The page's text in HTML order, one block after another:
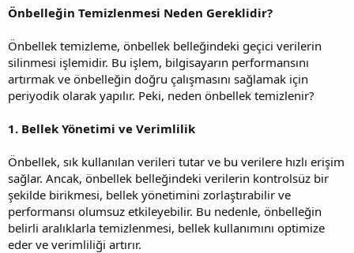
Önbelleğin Temizlenmesi Neden Gereklidir?
Önbellek temizleme, önbellek belleğindeki geçici verilerin
silinmesi işlemidir. Bu işlem, bilgisayarın performansını
artırmak ve önbelleğin doğru çalışmasını sağlamak için
periyodik olarak yapılır. Peki, neden önbellek temizlenir?
1. Bellek Yönetimi ve Verimlilik
Önbellek, sık kullanılan verileri tutar ve bu verilere hızlı erişim
sağlar. Ancak, önbellek belleğindeki verilerin kontrolsüz bir
şekilde birikmesi, bellek yönetimini zorlaştırabilir ve
performansı olumsuz etkileyebilir. Bu nedenle, önbelleğin
belirli aralıklarla temizlenmesi, bellek kullanımını optimize
eder ve verimliliği artırır.